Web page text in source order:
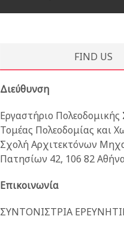
FIND US
Διεύθυνση
Εργαστήριο Πολεοδομικής
Τομέας Πολεοδομίας και
Σχολή Αρχιτεκτόνων
Πατησίων 42, 106 82
Επικοινωνία
ΣΥΝΤΟΝΙΣΤΡΙΑ